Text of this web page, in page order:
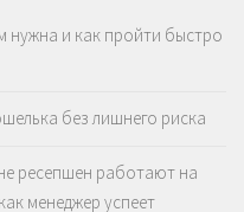
нужна и как пройти быстро
без лишнего риска
ресепшен работают на
менеджер успеет